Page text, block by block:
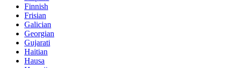
Finnish
Frisian
Galician
Georgian
Gujarati
Haitian
Hausa